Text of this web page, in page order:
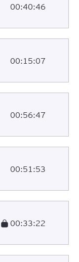
00:40:46
00:15:07
00:56:47
00:51:53
00:33:22